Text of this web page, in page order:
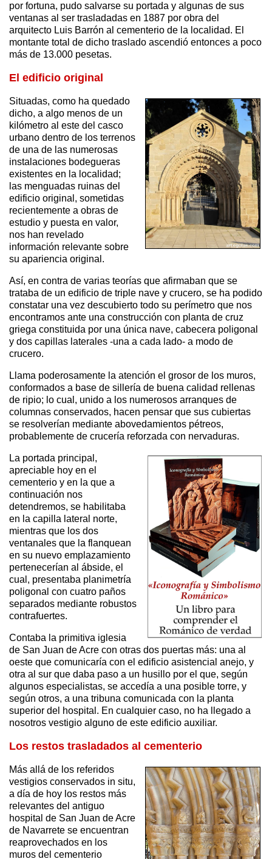
por fortuna, pudo salvarse su portada y algunas de sus
ventanas al ser trasladadas en 1887 por obra del
arquitecto Luis Barrón al cementerio de la localidad. El
montante total de dicho traslado ascendió entonces a poco
más de 13.000 pesetas.
El edificio original
Situadas, como ha quedado
dicho, a algo menos de un
kilómetro al este del casco
urbano dentro de los terrenos
de una de las numerosas
instalaciones bodegueras
existentes en la localidad;
las menguadas ruinas del
edificio original, sometidas
recientemente a obras de
estudio y puesta en valor,
nos han revelado
información relevante sobre
su apariencia original.
Así, en contra de varias teorías que afirmaban que se
trataba de un edificio de triple nave y crucero, se ha podido
constatar una vez descubierto todo su perímetro que nos
encontramos ante una construcción con planta de cruz
griega constituida por una única nave, cabecera poligonal
y dos capillas laterales -una a cada lado- a modo de
crucero.
Llama poderosamente la atención el grosor de los muros,
conformados a base de sillería de buena calidad rellenas
de ripio; lo cual, unido a los numerosos arranques de
columnas conservados, hacen pensar que sus cubiertas
se resolverían mediante abovedamientos pétreos,
probablemente de crucería reforzada con nervaduras.
La portada principal,
apreciable hoy en el
cementerio y en la que a
continuación nos
detendremos, se habilitaba
en la capilla lateral norte,
mientras que los dos
ventanales que la flanquean
en su nuevo emplazamiento
pertenecerían al ábside, el
cual, presentaba planimetría
poligonal con cuatro paños
separados mediante robustos
contrafuertes.
Contaba la primitiva iglesia
de San Juan de Acre con otras dos puertas más: una al
oeste que comunicaría con el edificio asistencial anejo, y
otra al sur que daba paso a un husillo por el que, según
algunos especialistas, se accedía a una posible torre, y
según otros, a una tribuna comunicada con la planta
superior del hospital. En cualquier caso, no ha llegado a
nosotros vestigio alguno de este edificio auxiliar.
Los restos trasladados al cementerio
Más allá de los referidos
vestigios conservados in situ,
a día de hoy los restos más
relevantes del antiguo
hospital de San Juan de Acre
de Navarrete se encuentran
reaprovechados en los
muros del cementerio